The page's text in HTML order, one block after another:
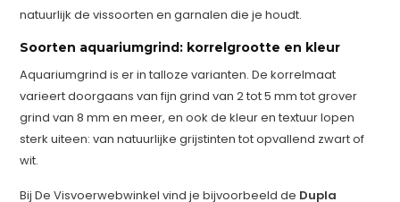
natuurlijk de vissoorten en garnalen die je houdt.
Soorten aquariumgrind: korrelgrootte en kleur
Aquariumgrind is er in talloze varianten. De korrelmaat
varieert doorgaans van fijn grind van 2 tot 5 mm tot grover
grind van 8 mm en meer, en ook de kleur en textuur lopen
sterk uiteen: van natuurlijke grijstinten tot opvallend zwart of
wit.
Bij De Visvoerwebwinkel vind je bijvoorbeeld de Dupla